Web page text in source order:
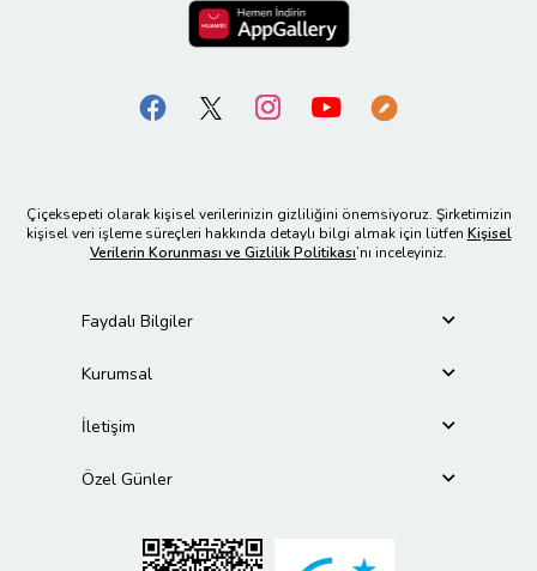
Çiçeksepeti olarak kişisel verilerinizin gizliliğini önemsiyoruz. Şirketimizin
kişisel veri işleme süreçleri hakkında detaylı bilgi almak için lütfen Kişisel
Verilerin Korunması ve Gizlilik Politikası’nı inceleyiniz.
Faydalı Bilgiler
Kurumsal
İletişim
Özel Günler